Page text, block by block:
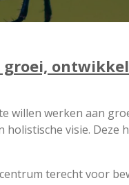
willen werken aan
visie. Deze
terecht voor